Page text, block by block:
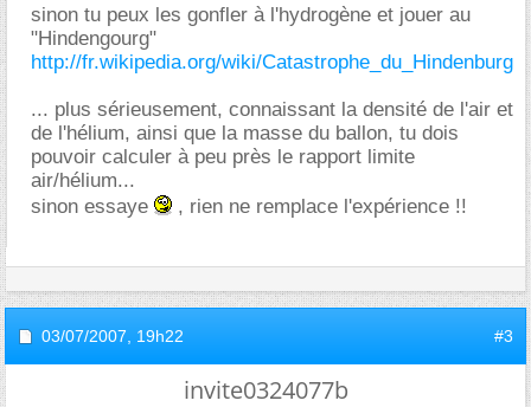
sinon tu peux les gonfler à l'hydrogène et jouer au
"Hindengourg"
http://fr.wikipedia.org/wiki/Catastrophe_du_Hindenburg
... plus sérieusement, connaissant la densité de l'air et
de l'hélium, ainsi que la masse du ballon, tu dois
pouvoir calculer à peu près le rapport limite
air/hélium...
sinon essaye
, rien ne remplace l'expérience !!
03/07/2007, 19h22 #3
invite0324077b